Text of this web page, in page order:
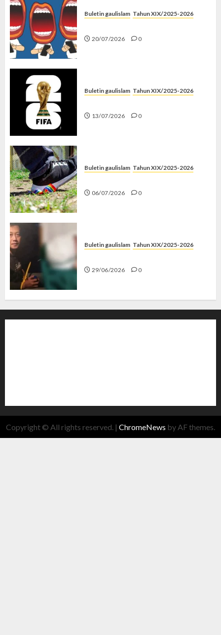
Buletin gaulislam Tahun XIX/2025-2026
20/07/2026 0
Buletin gaulislam Tahun XIX/2025-2026
13/07/2026 0
Buletin gaulislam Tahun XIX/2025-2026
06/07/2026 0
Buletin gaulislam Tahun XIX/2025-2026
29/06/2026 0
Copyright © All rights reserved. | ChromeNews by AF themes.